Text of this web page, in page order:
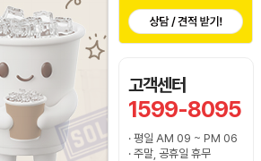
고객센터
1599-8095
· 평일 AM 09 ~ PM 06
· 주말, 공휴일 휴무